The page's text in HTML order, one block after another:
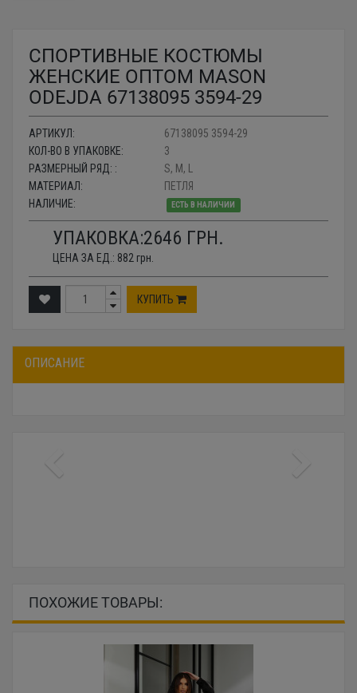
СПОРТИВНЫЕ КОСТЮМЫ
ЖЕНСКИЕ ОПТОМ MASON
ODEJDA 67138095 3594-29
АРТИКУЛ:
67138095 3594-29
КОЛ-ВО В УПАКОВКЕ:
3
РАЗМЕРНЫЙ РЯД: :
S, M, L
МАТЕРИАЛ:
ПЕТЛЯ
НАЛИЧИЕ:
ЕСТЬ В НАЛИЧИИ
УПАКОВКА:2646 ГРН.
ЦЕНА ЗА ЕД.: 882 грн.
КУПИТЬ
ОПИСАНИЕ
ПОХОЖИЕ ТОВАРЫ: